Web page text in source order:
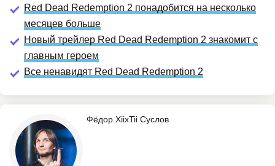
Red Dead Redemption 2 понадобится на несколько
месяцев больше
Новый трейлер Red Dead Redemption 2 знакомит с
главным героем
Все ненавидят Red Dead Redemption 2
Фёдор XiixTii Суслов